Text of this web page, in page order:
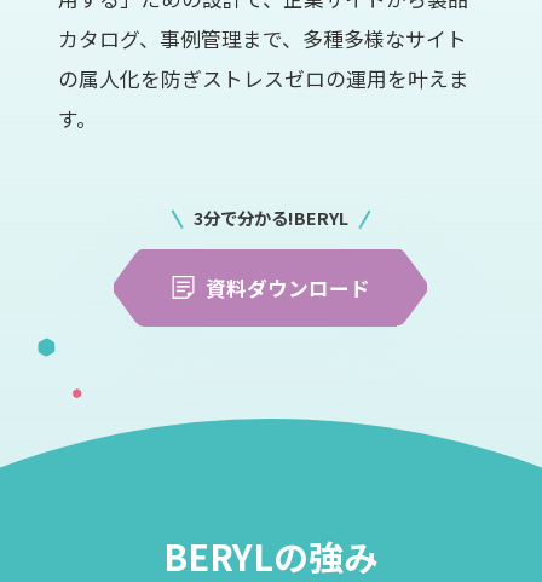
カタログ、事例管理まで、多種多様なサイト
の属人化を防ぎストレスゼロの運用を叶えま
す。
3分で分かる!BERYL
資料ダウンロード
BERYLの強み